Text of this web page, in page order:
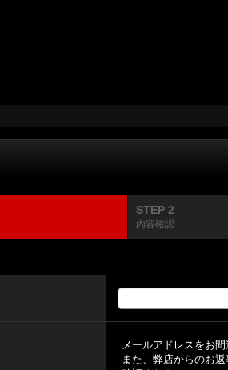
STEP 2
内容確認
メールアドレスをお
また、弊店からのお